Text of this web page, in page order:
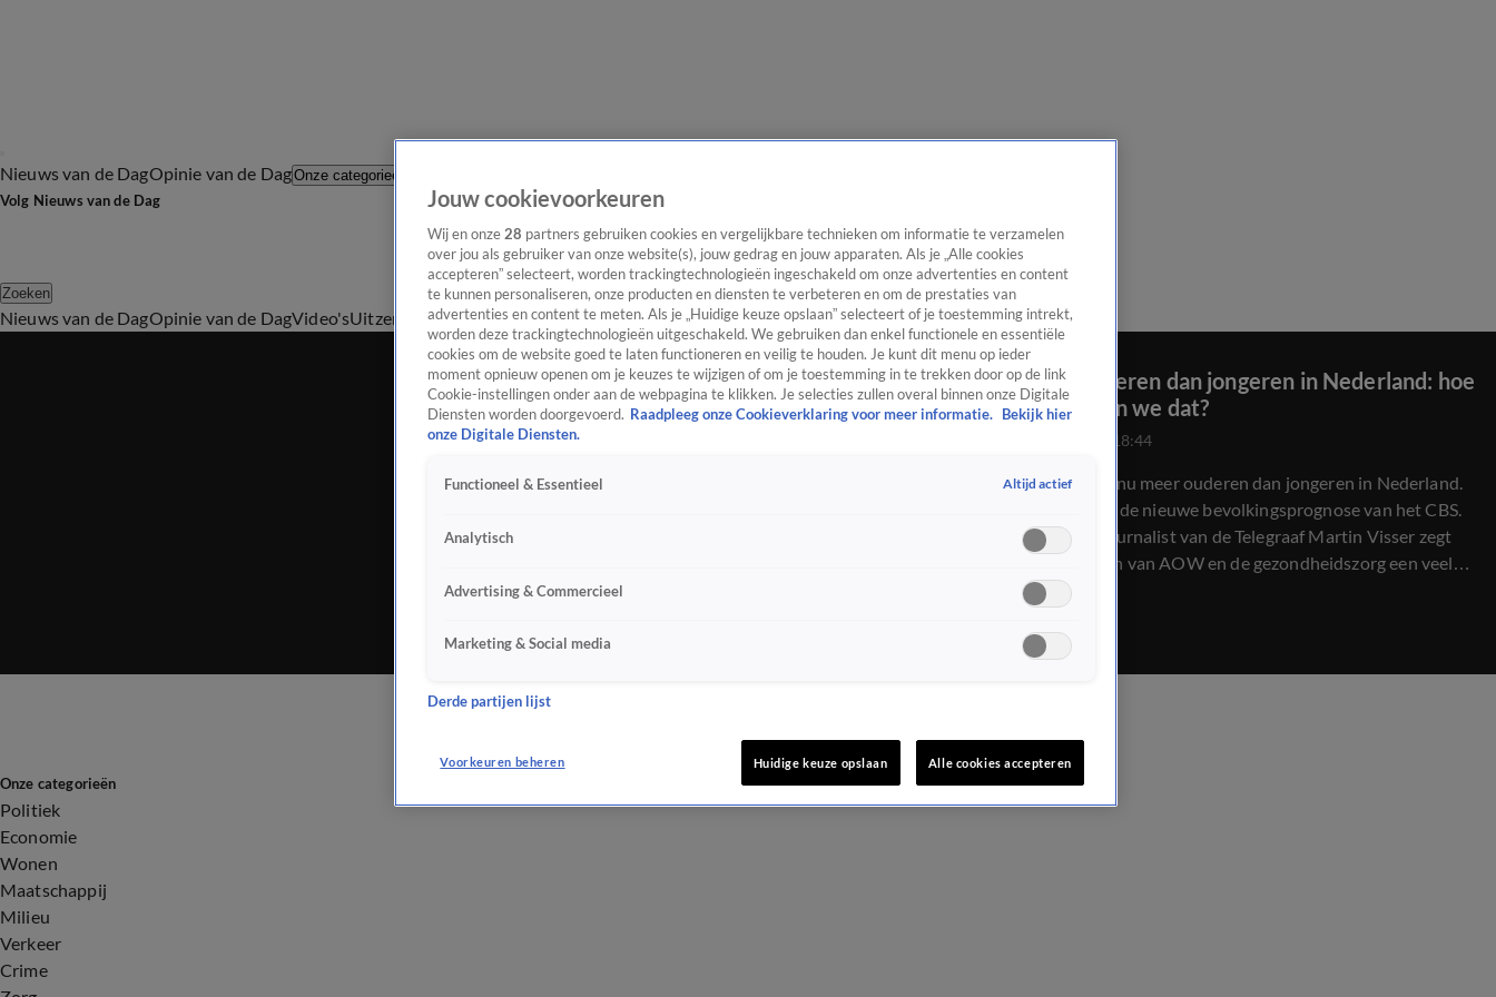
Nieuws van de DagOpinie van de DagOnze categorieën
Volg Nieuws van de Dag
Zoeken
Nieuws van de DagOpinie van de DagVideo'sUitzendingenPodcastPanelContact
Meer ouderen dan jongeren in Nederland: hoe
bekostigen we dat?
16 dec 2025, 18:44
Er zijn vanaf nu meer ouderen dan jongeren in Nederland.
Dat blijkt uit de nieuwe bevolkingsprognose van het CBS.
Financieel journalist van de Telegraaf Martin Visser zegt
dat de kosten van AOW en de gezondheidszorg een veel
groter probleem zijn dan de politiek zich realiseert. Hoe
Onze categorieën
Politiek
Economie
Wonen
Maatschappij
Milieu
Verkeer
Crime
Jouw cookievoorkeuren
Wij en onze 28 partners gebruiken cookies en vergelijkbare technieken om informatie te verzamelen
over jou als gebruiker van onze website(s), jouw gedrag en jouw apparaten. Als je „Alle cookies
accepteren” selecteert, worden trackingtechnologieën ingeschakeld om onze advertenties en content
te kunnen personaliseren, onze producten en diensten te verbeteren en om de prestaties van
advertenties en content te meten. Als je „Huidige keuze opslaan” selecteert of je toestemming intrekt,
worden deze trackingtechnologieën uitgeschakeld. We gebruiken dan enkel functionele en essentiële
cookies om de website goed te laten functioneren en veilig te houden. Je kunt dit menu op ieder
moment opnieuw openen om je keuzes te wijzigen of om je toestemming in te trekken door op de link
Cookie-instellingen onder aan de webpagina te klikken. Je selecties zullen overal binnen onze Digitale
Diensten worden doorgevoerd. Raadpleeg onze Cookieverklaring voor meer informatie.
Bekijk hier
onze Digitale Diensten.
Functioneel & Essentieel Altijd actief
Analytisch
Advertising & Commercieel
Marketing & Social media
Derde partijen lijst
Voorkeuren beheren Huidige keuze opslaan Alle cookies accepteren